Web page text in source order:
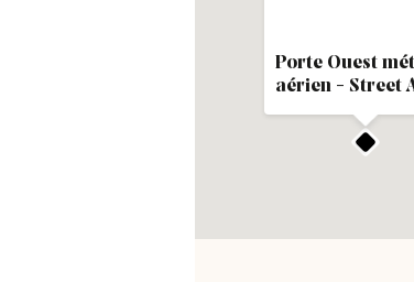
Porte Ouest
aérien - Street